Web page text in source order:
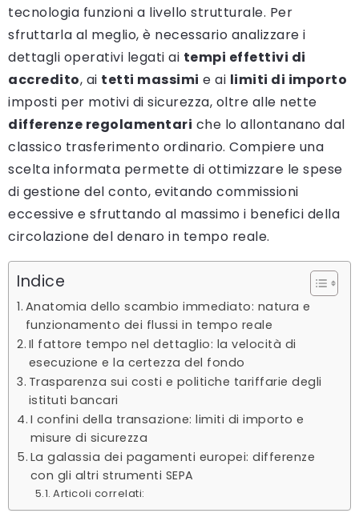
tecnologia funzioni a livello strutturale. Per
sfruttarla al meglio, è necessario analizzare i
dettagli operativi legati ai tempi effettivi di
accredito, ai tetti massimi e ai limiti di importo
imposti per motivi di sicurezza, oltre alle nette
differenze regolamentari che lo allontanano dal
classico trasferimento ordinario. Compiere una
scelta informata permette di ottimizzare le spese
di gestione del conto, evitando commissioni
eccessive e sfruttando al massimo i benefici della
circolazione del denaro in tempo reale.
Indice
Anatomia dello scambio immediato: natura e
funzionamento dei flussi in tempo reale
Il fattore tempo nel dettaglio: la velocità di
esecuzione e la certezza del fondo
Trasparenza sui costi e politiche tariffarie degli
istituti bancari
I confini della transazione: limiti di importo e
misure di sicurezza
La galassia dei pagamenti europei: differenze
con gli altri strumenti SEPA
Articoli correlati: